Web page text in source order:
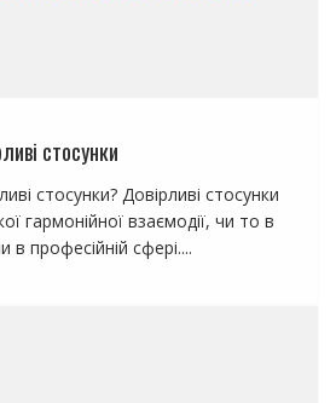
стосунки
стосунки? Довірливі стосунки
гармонійної взаємодії, чи то в
професійній сфері....